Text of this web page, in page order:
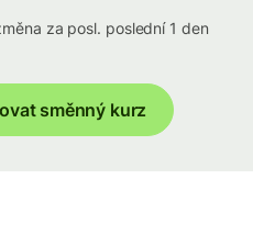
za posl. poslední 1 den
směnný kurz